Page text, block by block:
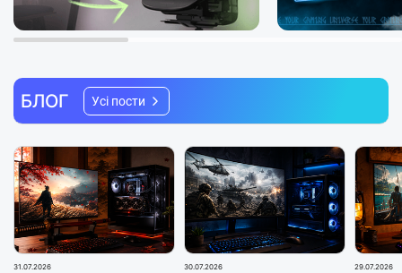
БЛОГ Усі пости
31.07.2026 30.07.2026 29.07.2026